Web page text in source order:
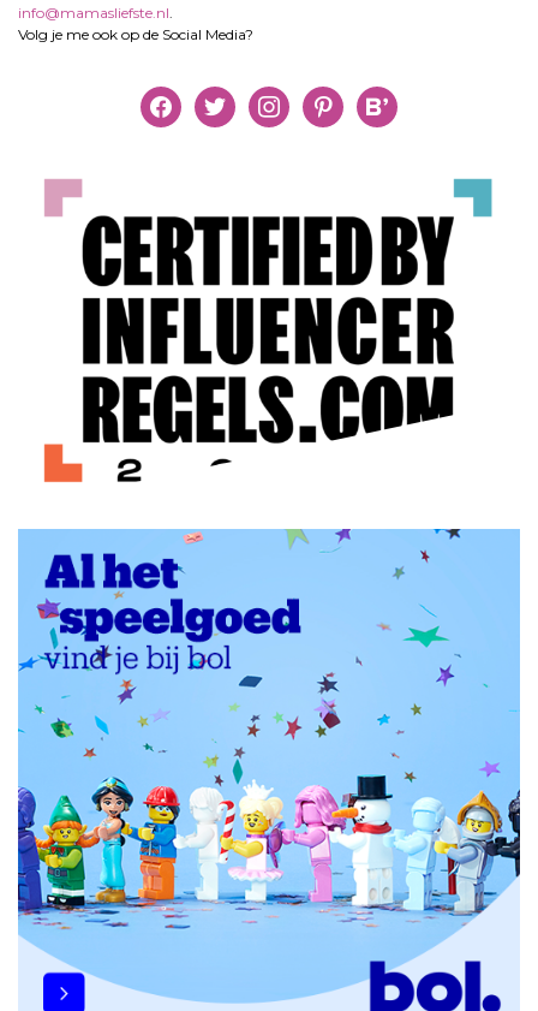
info@mamasliefste.nl
Volg je me ook op de Social Media?
facebooktwitter instagrampinterestbloglovin